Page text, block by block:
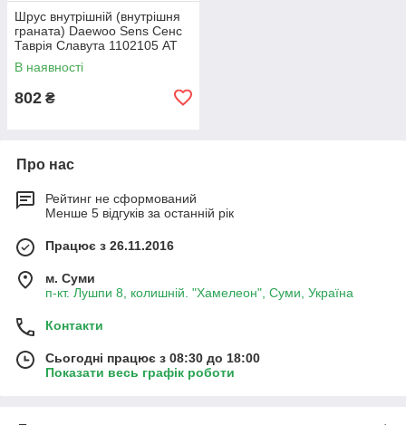
Шрус внутрішній (внутрішня
граната) Daewoo Sens Сенс
Таврія Славута 1102105 AT
(АТ)
В наявності
802 ₴
Про нас
Рейтинг не сформований
Менше 5 відгуків за останній рік
Працює з 26.11.2016
м. Суми
п-кт. Лушпи 8, колишній. "Хамелеон", Суми, Україна
Контакти
Сьогодні працює з 08:30 до 18:00
Показати весь графік роботи